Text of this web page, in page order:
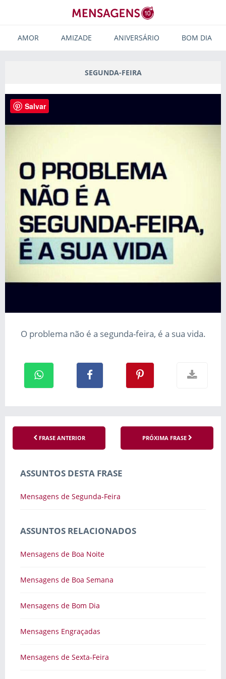
AMOR AMIZADE ANIVERSÁRIO BOM DIA
SEGUNDA-FEIRA
O problema não é a segunda-feira, é a sua vida.
FRASE ANTERIOR PRÓXIMA FRASE
ASSUNTOS DESTA FRASE
Mensagens de Segunda-Feira
ASSUNTOS RELACIONADOS
Mensagens de Boa Noite
Mensagens de Boa Semana
Mensagens de Bom Dia
Mensagens Engraçadas
Mensagens de Sexta-Feira
Salvar